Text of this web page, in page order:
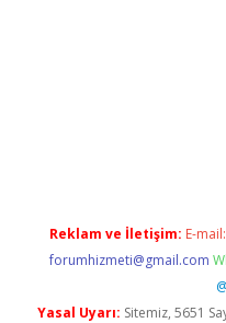
Reklam ve İletişim: E-mail:
forumhizmeti@gmail.com
Yasal Uyarı: Sitemiz, 5651